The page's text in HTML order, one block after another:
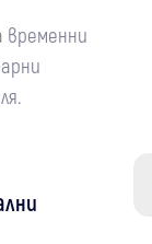
временни